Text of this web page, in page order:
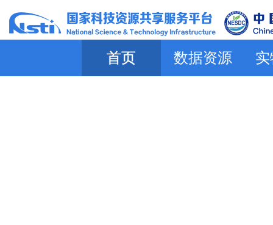
首页 数据资源